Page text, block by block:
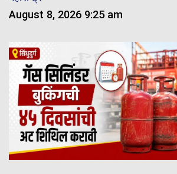
August 8, 2026 9:25 am